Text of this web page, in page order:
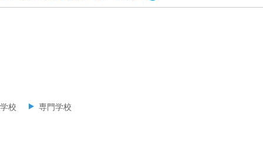
校
専門学校